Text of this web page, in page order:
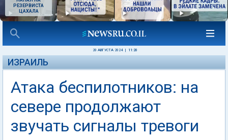
РЕЗЕРВИСТА
ЦАХАЛА
20 АВГУСТА 2024 11:20
ИЗРАИЛЬ
Атака беспилотников: на
севере продолжают
звучать сигналы тревоги